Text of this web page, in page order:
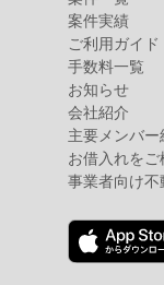
案件実績
ご利用ガイド
手数料一覧
お知らせ
会社紹介
主要メンバー
お借入れを
事業者向け